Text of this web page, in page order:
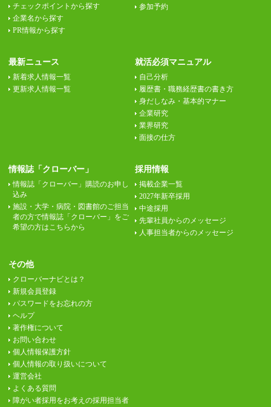
チェックポイントから探す
企業名から探す
PR情報から探す
参加予約
最新ニュース
新着求人情報一覧
更新求人情報一覧
就活必須マニュアル
自己分析
履歴書・職務経歴書の書き方
身だしなみ・基本的マナー
企業研究
業界研究
面接の仕方
情報誌「クローバー」
情報誌「クローバー」購読のお申し
込み
施設・大学・病院・図書館のご担当
者の方で情報誌「クローバー」をご
希望の方はこちらから
採用情報
掲載企業一覧
2027年新卒採用
中途採用
先輩社員からのメッセージ
人事担当者からのメッセージ
その他
クローバーナビとは？
新規会員登録
パスワードをお忘れの方
ヘルプ
著作権について
お問い合わせ
個人情報保護方針
個人情報の取り扱いについて
運営会社
よくある質問
障がい者採用をお考えの採用担当者